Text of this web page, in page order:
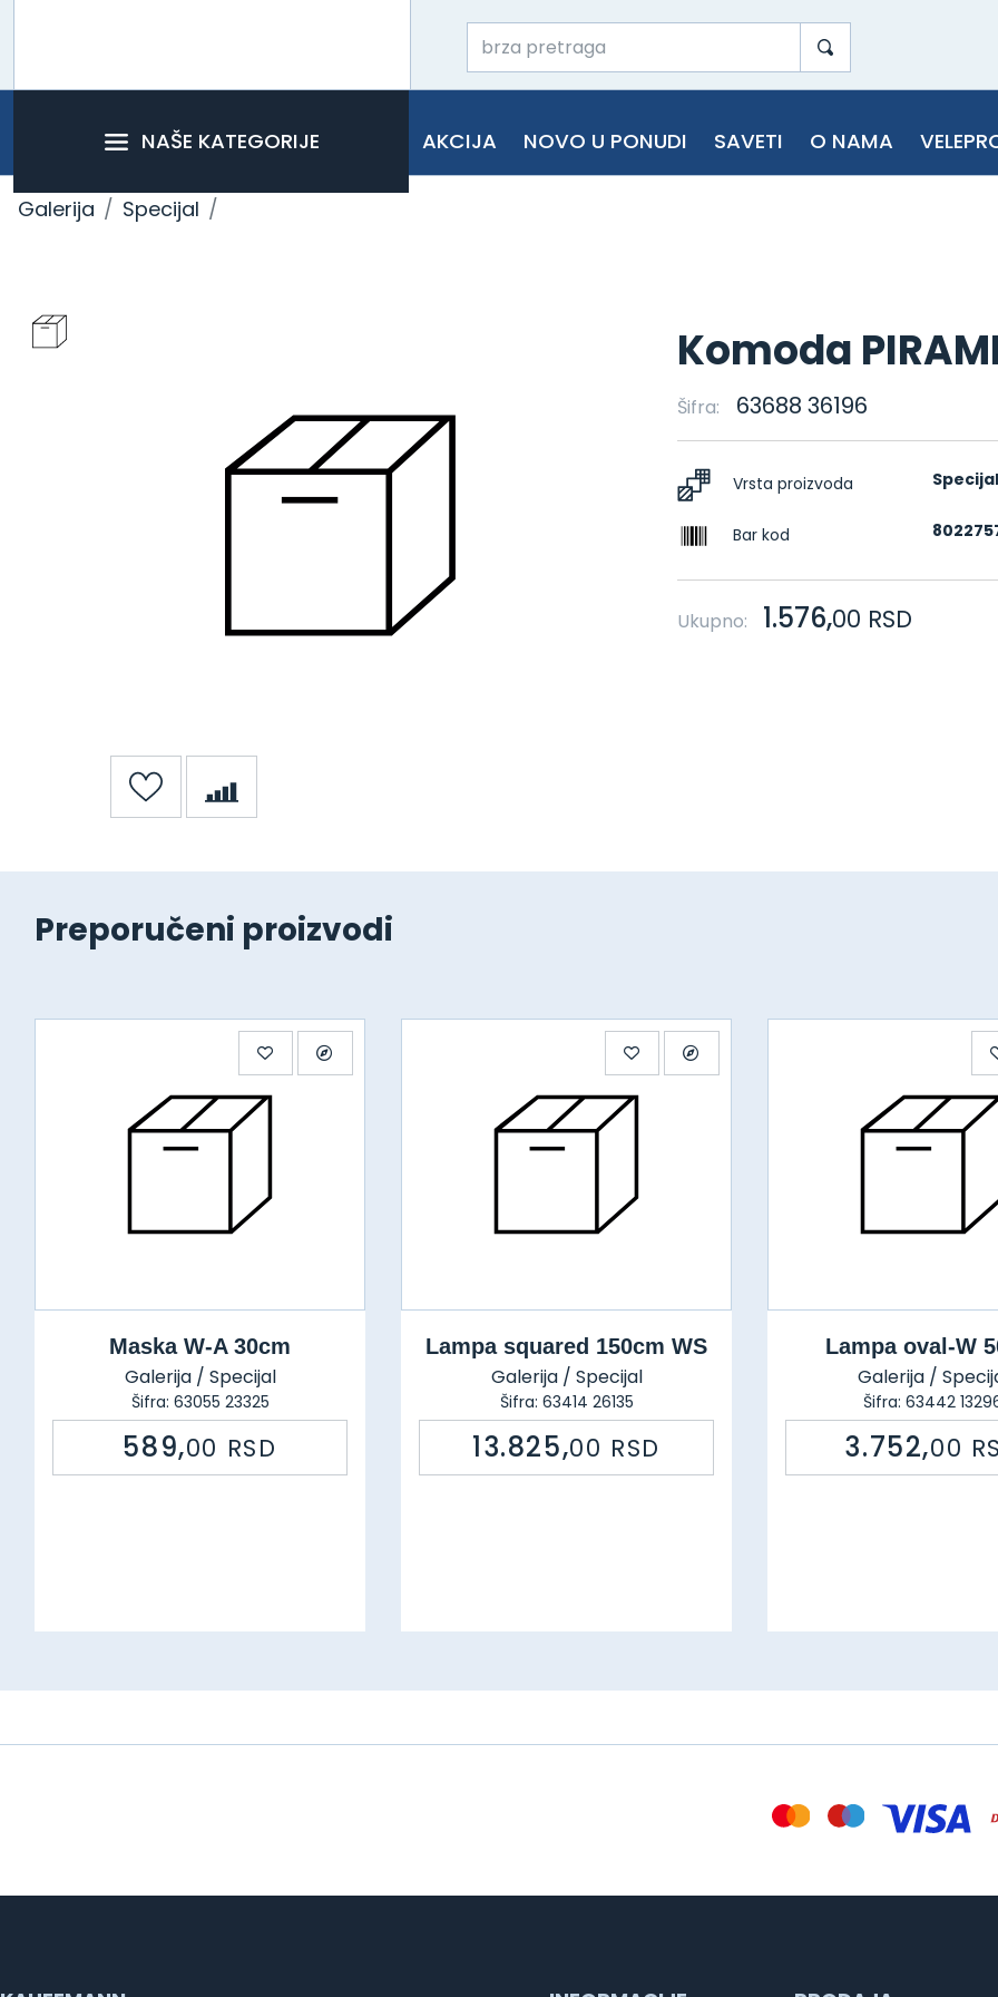
NAŠE KATEGORIJE AKCIJA NOVO U PONUDI SAVETI O NAMA
Galerija Specijal
Komoda
Šifra: 63688 36196
Vrsta proizvoda Specijal
Bar kod
Ukupno: 1.576,00 RSD
Preporučeni proizvodi
Maska W-A 30cm
Galerija / Specijal
Šifra: 63055 23325
589,00 RSD
Lampa squared 150cm WS
Galerija / Specijal
Šifra: 63414 26135
13.825,00 RSD
Lampa oval-W
Galerija /
Šifra: 63442
3.752,00